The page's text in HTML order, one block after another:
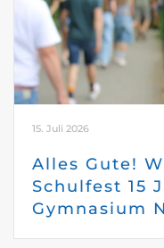
15. Juli 2026
Alles Gute!
Schulfest 15
Gymnasium